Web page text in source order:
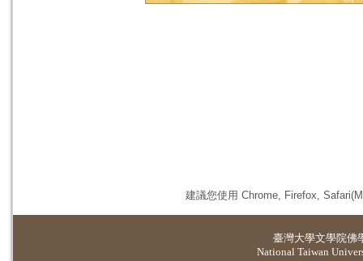
建議您使用 Chrome, Firefox,
臺灣大學文學院佛
National Taiwan